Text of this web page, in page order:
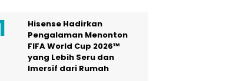
Hisense Hadirkan
Pengalaman Menonton
FIFA World Cup 2026™
yang Lebih Seru dan
Imersif dari Rumah